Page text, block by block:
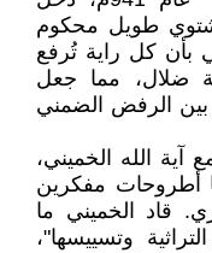
طويل محكوم
بأن كل راية تُرفع
ضلال، مما جعل
بين الرفض الضمني
الله الخميني،
أطروحات مفكرين
قاد الخميني ما
وتسييسها"،